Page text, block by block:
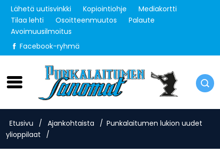
Lähetä uutisvinkki Kopiointiohje
Mediakortti
Tilaa lehti
Osoitteenmuutos
Palaute
Avoimuusilmoitus
Facebook-ryhmä
Lauantai 8.8.2026
Etusivu / Ajankohtaista / Punkalaitumen lukion uudet
ylioppilaat
/